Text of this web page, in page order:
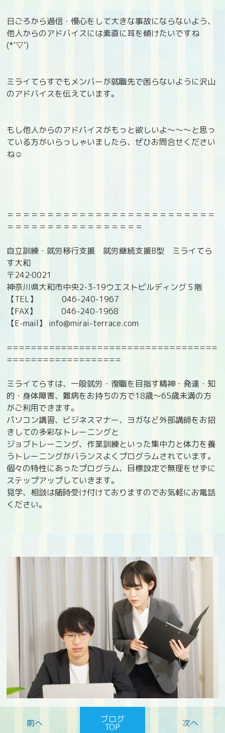
日ごろから過信・慢心をして大きな事故にならないよう、
他人からのアドバイスには素直に耳を傾けたいですね
(*’▽’)
ミライてらすでもメンバーが就職先で困らないように沢山
のアドバイスを伝えています。
もし他人からのアドバイスがもっと欲しいよ～～～と思っ
ている方がいらっしゃいましたら、ぜひお問合せください
ね☺
＝＝＝＝＝＝＝＝＝＝＝＝＝＝＝＝＝＝＝＝＝＝＝＝＝＝
＝＝＝＝＝＝＝＝＝＝＝＝＝＝＝＝＝
自立訓練・就労移行支援 就労継続支援B型 ミライてら
す大和
〒242‐0021
神奈川県大和市中央2-3-19ウエストビルディング５階
【TEL】 046-240-1967
【FAX】 046-240-1968
【E-mail】 info@mirai-terrace.com
===================================
===================
ミライてらすは、一般就労・復職を目指す精神・発達・知
的・身体障害、難病をお持ちの方で18歳〜65歳未満の方
がご利用できます。
パソコン講習、ビジネスマナー、ヨガなど外部講師をお招
きしての多彩なトレーニングと
ジョブトレーニング、作業訓練といった集中力と体力を養
うトレーニングがバランスよくプログラムされています。
個々の特性にあったプログラム、目標設定で無理をせずに
ステップアップしていきます。
見学、相談は随時受け付けておりますのでお気軽にお電話
ください。
ブログ
TOP